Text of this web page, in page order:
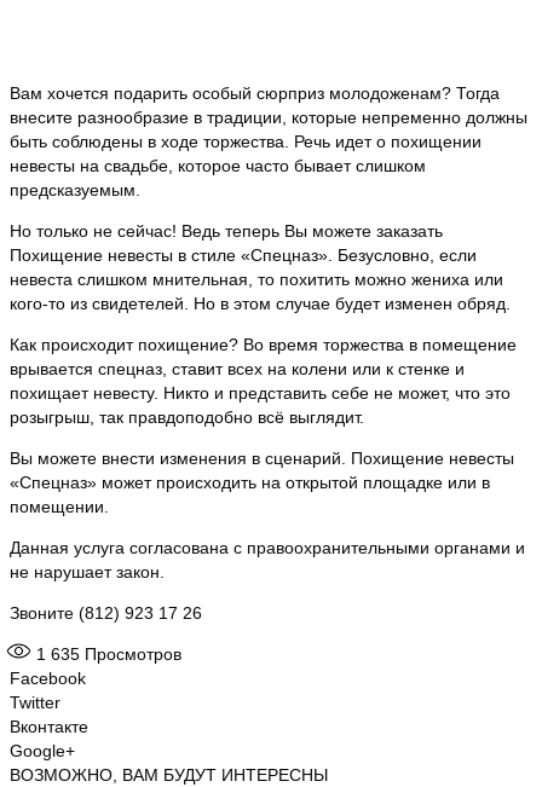
Вам хочется подарить особый сюрприз молодоженам? Тогда
внесите разнообразие в традиции, которые непременно должны
быть соблюдены в ходе торжества. Речь идет о похищении
невесты на свадьбе, которое часто бывает слишком
предсказуемым.
Но только не сейчас! Ведь теперь Вы можете заказать
Похищение невесты в стиле «Спецназ». Безусловно, если
невеста слишком мнительная, то похитить можно жениха или
кого-то из свидетелей. Но в этом случае будет изменен обряд.
Как происходит похищение? Во время торжества в помещение
врывается спецназ, ставит всех на колени или к стенке и
похищает невесту. Никто и представить себе не может, что это
розыгрыш, так правдоподобно всё выглядит.
Вы можете внести изменения в сценарий. Похищение невесты
«Спецназ» может происходить на открытой площадке или в
помещении.
Данная услуга согласована с правоохранительными органами и
не нарушает закон.
Звоните (812) 923 17 26
1 635 Просмотров
Facebook
Twitter
Вконтакте
Google+
ВОЗМОЖНО, ВАМ БУДУТ ИНТЕРЕСНЫ